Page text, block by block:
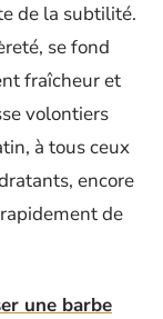
de la subtilité.
se fond
fraîcheur et
volontiers
à tous ceux
encore
de
une barbe